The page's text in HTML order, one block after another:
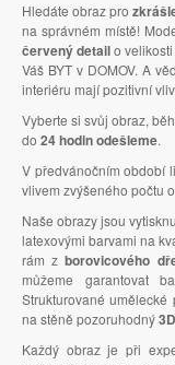
Hledáte obraz pro
na správném místě!
červený detailo velikosti
Váš BYT v DOMOV. A
interiéru mají pozitivní
Vyberte si svůj obraz,
do 24 hodin odešleme.
V předvánočním období
vlivem zvýšeného počtu
Naše obrazy jsou
latexovými barvami na
rám zborovicového
můžeme garantovat
Strukturované
na stěně pozoruhodný
Každý obraz je při